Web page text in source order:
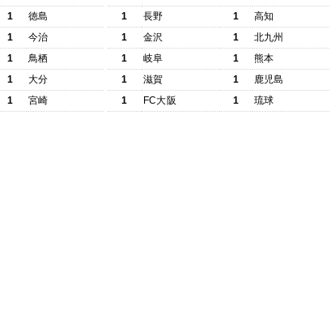
1
徳島
1
今治
1
鳥栖
1
大分
1 宮崎
1
長野 1
高知
1
金沢 1
北九州
1
岐阜 1
熊本
1
滋賀 1
鹿児島
1
FC大阪 1 琉球